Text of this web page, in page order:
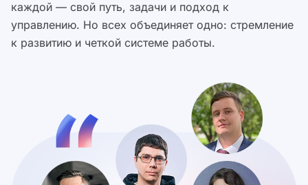
каждой — свой путь, задачи и подход к
управлению. Но всех объединяет одно: стремление
к развитию и четкой системе работы.